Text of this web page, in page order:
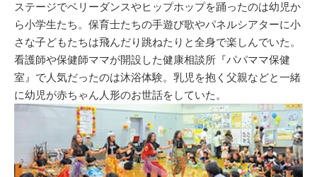
ステージでベリーダンスやヒップホップを踊ったのは幼児か
ら小学生たち。保育士たちの手遊び歌やパネルシアターに小
さな子どもたちは飛んだり跳ねたりと全身で楽しんでいた。
看護師や保健師ママが開設した健康相談所『パパママ保健
室』で人気だったのは沐浴体験。乳児を抱く父親などと一緒
に幼児が赤ちゃん人形のお世話をしていた。